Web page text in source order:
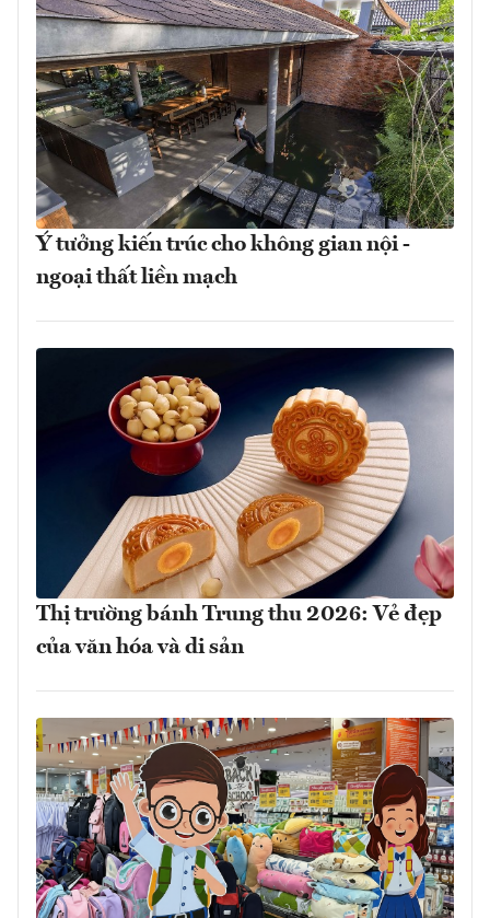
Ý tưởng kiến trúc cho không gian nội -
ngoại thất liền mạch
Thị trường bánh Trung thu 2026: Vẻ đẹp
của văn hóa và di sản